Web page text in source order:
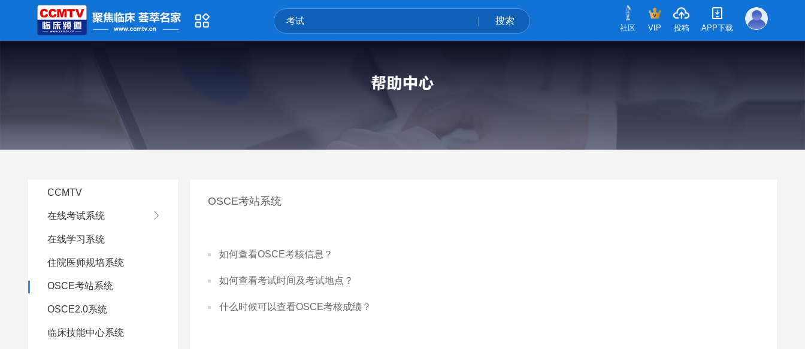
考试 搜索
社区 VIP 投稿 APP下载
CCMTV
在线考试系统
在线学习系统
住院医师规培系统
OSCE考站系统
OSCE2.0系统
临床技能中心系统
OSCE考站系统
如何查看OSCE考核信息？
如何查看考试时间及考试地点？
什么时候可以查看OSCE考核成绩？